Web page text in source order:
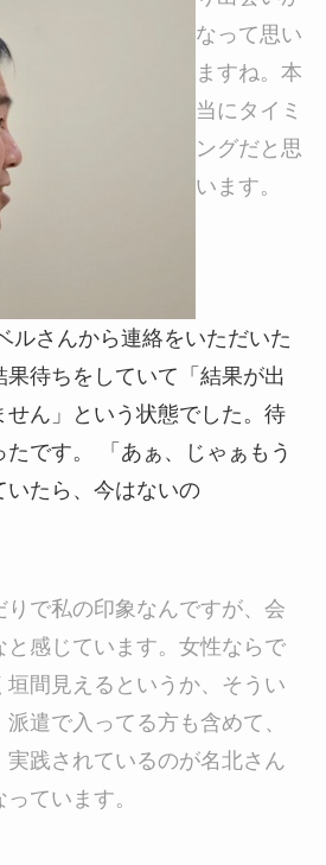
なって思い
ますね。本
当にタイミ
ングだと思
います。
ルさんから連絡をいただいた
待ちをしていて「結果が出
せん」という状態でした。待
です。 「あぁ、じゃぁもう
たら、今はないの
りで私の印象なんですが、会
感じています。女性ならで
垣間見えるというか、そうい
遣で入ってる方も含めて、
実践されているのが名北さん
ています。